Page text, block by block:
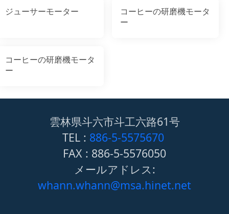
ジューサーモーター
コーヒーの研磨機モータ
ー
コーヒーの研磨機モータ
ー
雲林県斗六市斗工六路61号
TEL : 886-5-5575670
FAX : 886-5-5576050
メールアドレス:
whann.whann@msa.hinet.net